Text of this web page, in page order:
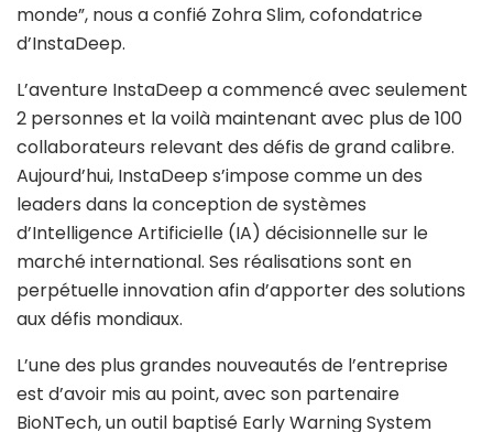
monde”, nous a confié Zohra Slim, cofondatrice
d’InstaDeep.
L’aventure InstaDeep a commencé avec seulement
2 personnes et la voilà maintenant avec plus de 100
collaborateurs relevant des défis de grand calibre.
Aujourd’hui, InstaDeep s’impose comme un des
leaders dans la conception de systèmes
d’Intelligence Artificielle (IA) décisionnelle sur le
marché international. Ses réalisations sont en
perpétuelle innovation afin d’apporter des solutions
aux défis mondiaux.
L’une des plus grandes nouveautés de l’entreprise
est d’avoir mis au point, avec son partenaire
BioNTech, un outil baptisé Early Warning System